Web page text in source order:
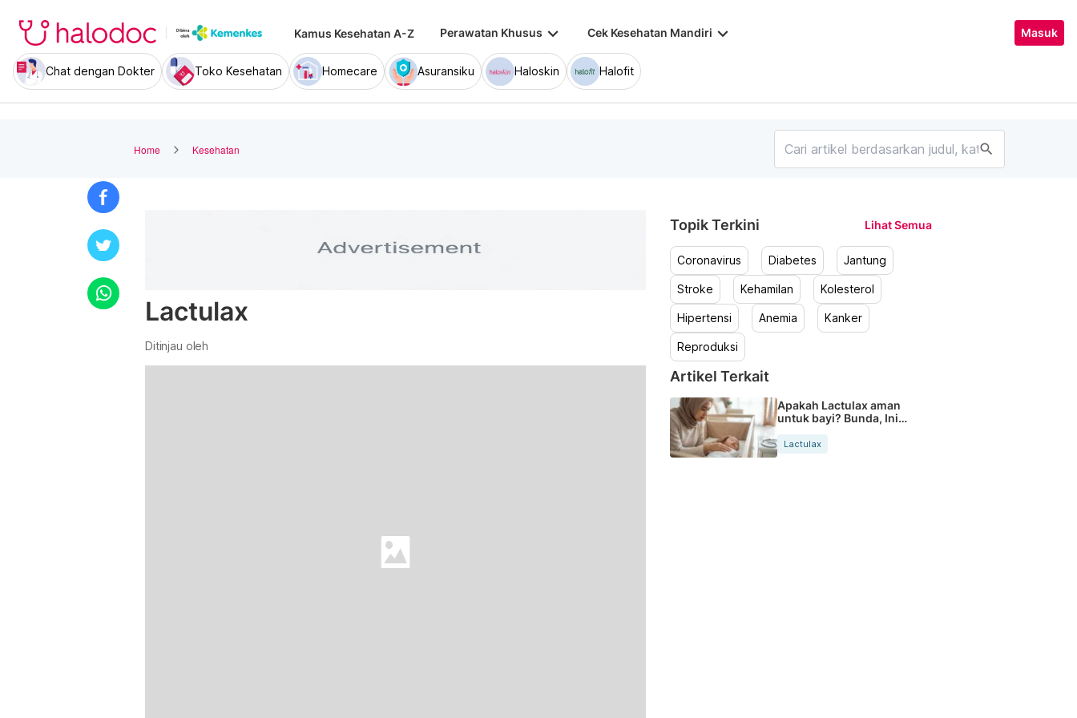
Kamus Kesehatan A-Z Perawatan Khusus keyboard_arrow_down Cek Kesehatan Mandiri keyboard_arrow_down Masuk
Chat dengan Dokter Toko Kesehatan Homecare Asuransiku Haloskin Halofit
Home Kesehatan search
Lactulax
Ditinjau oleh
Topik Terkini Lihat Semua
Coronavirus Diabetes Jantung
Stroke Kehamilan Kolesterol
Hipertensi Anemia Kanker
Reproduksi
Artikel Terkait
Apakah Lactulax aman
untuk bayi? Bunda, Ini
Lactulax